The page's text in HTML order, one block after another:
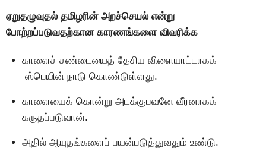
ஏறுதழுவுதல் தமிழரின் அறச்செயல் என்று
போற்றப்படுவதற்கான காரணங்களை விவரிக்க
காளைச் சண்டையைத் தேசிய விளையாட்டாகக்
ஸ்பெயின் நாடு கொண்டுள்ளது.
காளையைக் கொன்று அடக்குபவனே வீரனாகக்
கருதப்படுவான்.
அதில் ஆயுதங்களைப் பயன்படுத்துவதும் உண்டு.